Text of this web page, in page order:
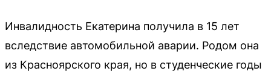
Инвалидность Екатерина получила в 15 лет
вследствие автомобильной аварии. Родом она
из Красноярского края, но в студенческие годы